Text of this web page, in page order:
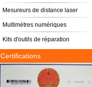
Mesureurs de distance laser
Multimètres numériques
Kits d'outils de réparation
Certifications